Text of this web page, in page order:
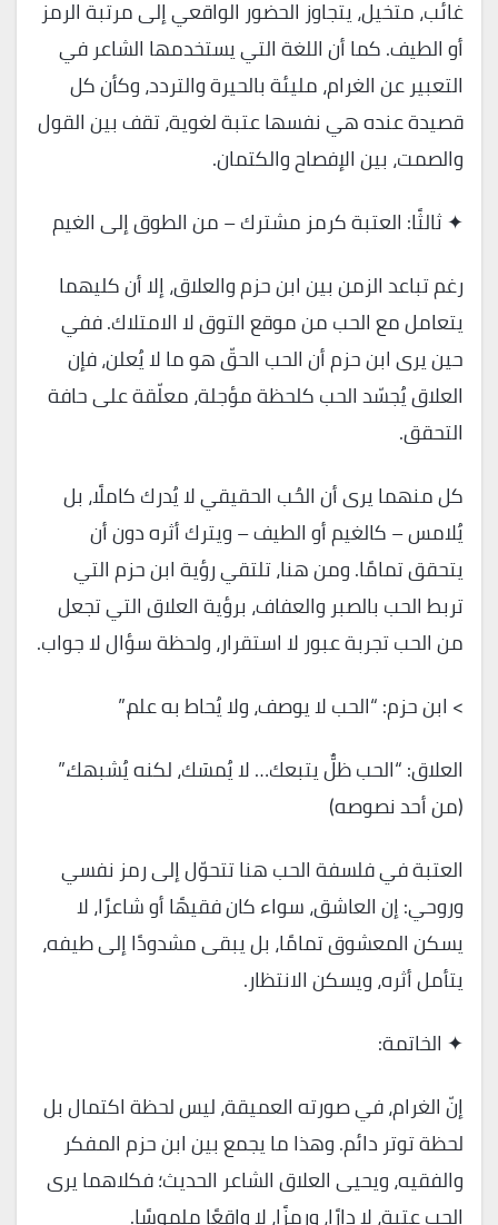
غائب، متخيل، يتجاوز الحضور الواقعي إلى مرتبة الرمز
أو الطيف. كما أن اللغة التي يستخدمها الشاعر في
التعبير عن الغرام، مليئة بالحيرة والتردد، وكأن كل
قصيدة عنده هي نفسها عتبة لغوية، تقف بين القول
والصمت، بين الإفصاح والكتمان.
✦ ثالثًا: العتبة كرمز مشترك – من الطوق إلى الغيم
رغم تباعد الزمن بين ابن حزم والعلاق، إلا أن كليهما
يتعامل مع الحب من موقع التوق لا الامتلاك. ففي
حين يرى ابن حزم أن الحب الحقّ هو ما لا يُعلن، فإن
العلاق يُجسّد الحب كلحظة مؤجلة، معلّقة على حافة
التحقق.
كل منهما يرى أن الحُب الحقيقي لا يُدرك كاملًا، بل
يُلامس – كالغيم أو الطيف – ويترك أثره دون أن
يتحقق تمامًا. ومن هنا، تلتقي رؤية ابن حزم التي
تربط الحب بالصبر والعفاف، برؤية العلاق التي تجعل
من الحب تجربة عبور لا استقرار، ولحظة سؤال لا جواب.
> ابن حزم: “الحب لا يوصف، ولا يُحاط به علم.”
العلاق: “الحب ظلٌّ يتبعك… لا يُمسَك، لكنه يُشبهك.”
(من أحد نصوصه)
العتبة في فلسفة الحب هنا تتحوّل إلى رمز نفسي
وروحي: إن العاشق، سواء كان فقيهًا أو شاعرًا، لا
يسكن المعشوق تمامًا، بل يبقى مشدودًا إلى طيفه،
يتأمل أثره، ويسكن الانتظار.
✦ الخاتمة:
إنّ الغرام، في صورته العميقة، ليس لحظة اكتمال بل
لحظة توتر دائم. وهذا ما يجمع بين ابن حزم المفكر
والفقيه، ويحيى العلاق الشاعر الحديث؛ فكلاهما يرى
الحب عتبة، لا دارًا، ورمزًا، لا واقعًا ملموسًا.